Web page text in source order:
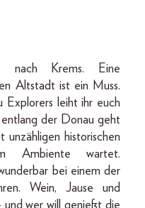
Krems. Eine
Altstadt ist ein Muss.
Explorers leiht ihr euch
der Donau geht
unzähligen historischen
Ambiente wartet.
bei einem der
Wein, Jause und
und wer will genießt die